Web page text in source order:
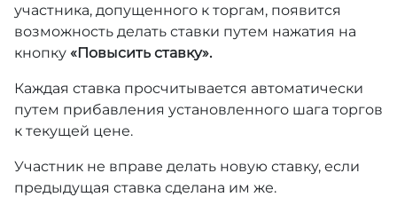
участника, допущенного к торгам, появится
возможность делать ставки путем нажатия на
кнопку «Повысить ставку».
Каждая ставка просчитывается автоматически
путем прибавления установленного шага торгов
к текущей цене.
Участник не вправе делать новую ставку, если
предыдущая ставка сделана им же.